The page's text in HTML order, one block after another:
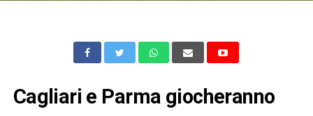
Cagliari e Parma giocheranno